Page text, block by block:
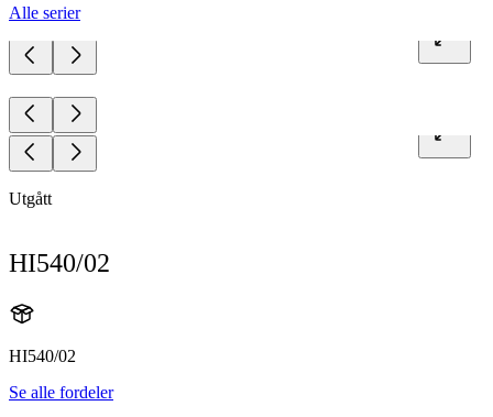
Alle serier
Utgått
HI540/02
HI540/02
Se alle fordeler